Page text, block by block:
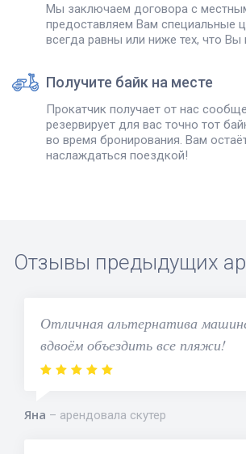
Мы заключаем договора с
предоставляем Вам специальные
всегда равны или ниже тех, что Вы
Получите байк на месте
Прокатчик получает от нас
резервирует для вас точно тот
во время бронирования. Вам
наслаждаться поездкой!
Отзывы предыдущих
Отличная альтернатива
вдвоём объездить все пляжи!
Яна арендовала скутер